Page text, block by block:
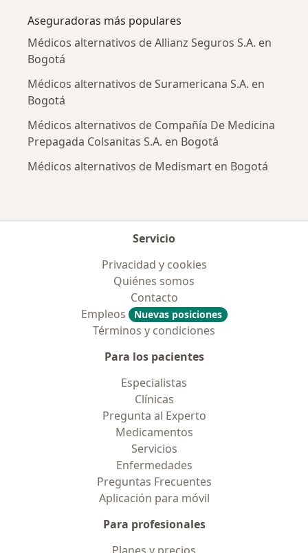
Aseguradoras más populares
Médicos alternativos de Allianz Seguros S.A. en
Bogotá
Médicos alternativos de Suramericana S.A. en
Bogotá
Médicos alternativos de Compañía De Medicina
Prepagada Colsanitas S.A. en Bogotá
Médicos alternativos de Medismart en Bogotá
Servicio
Privacidad y cookies
Quiénes somos
Contacto
Empleos
Nuevas posiciones
Términos y condiciones
Para los pacientes
Especialistas
Clínicas
Pregunta al Experto
Medicamentos
Servicios
Enfermedades
Preguntas Frecuentes
Aplicación para móvil
Para profesionales